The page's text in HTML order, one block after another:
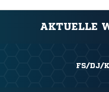
AKTUELLE
FS/DJ/